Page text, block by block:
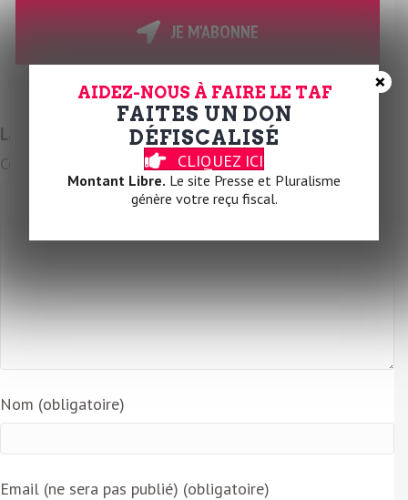
JE M'ABONNE
Laissez un commentaire
Commentaire
Nom (obligatoire)
Email (ne sera pas publié) (obligatoire)
AIDEZ-NOUS À FAIRE LE TAF
FAITES UN DON
DÉFISCALISÉ
CLIQUEZ ICI
Montant Libre. Le site Presse et Pluralisme
génère votre reçu fiscal.
×